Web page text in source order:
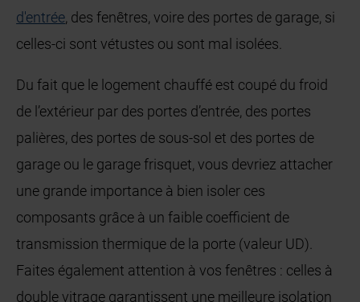
d'entrée, des fenêtres, voire des portes de garage, si
celles-ci sont vétustes ou sont mal isolées.
Du fait que le logement chauffé est coupé du froid
de l’extérieur par des portes d’entrée, des portes
palières, des portes de sous-sol et des portes de
garage ou le garage frisquet, vous devriez attacher
une grande importance à bien isoler ces
composants grâce à un faible coefficient de
transmission thermique de la porte (valeur UD).
Faites également attention à vos fenêtres : celles à
double vitrage garantissent une meilleure isolation